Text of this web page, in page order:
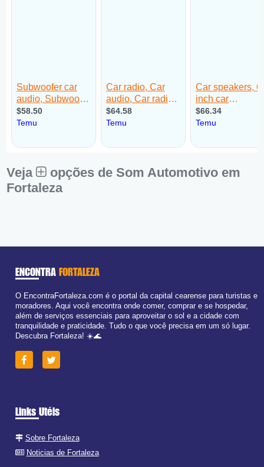
Veja
opções de Som Automotivo em
Fortaleza
ENCONTRA FORTALEZA
O EncontraFortaleza.com é o portal da capital cearense para turistas e
moradores. Aqui você encontra onde comer, comprar e se hospedar,
além de serviços essenciais para aproveitar o sol e a cidade com
tranquilidade e praticidade. Tudo o que você precisa em um só lugar.
Descubra Fortaleza! ☀️🌊
Links Utéis
Sobre Fortaleza
Noticias de Fortaleza